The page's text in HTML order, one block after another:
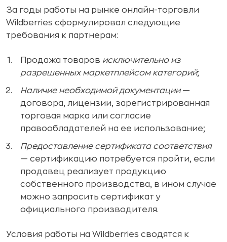
За годы работы на рынке онлайн-торговли
Wildberries сформулировал следующие
требования к партнерам:
Продажа товаров исключительно из
разрешенных маркетплейсом категорий;
Наличие необходимой документации—
договора, лицензии, зарегистрированная
торговая марка или согласие
правообладателей на ее использование;
Предоставление сертификата соответствия
— сертификацию потребуется пройти, если
продавец реализует продукцию
собственного производства, в ином случае
можно запросить сертификат у
официального производителя.
Условия работы на Wildberries сводятся к